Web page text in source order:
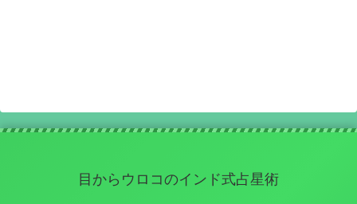
目からウロコのインド式占星術